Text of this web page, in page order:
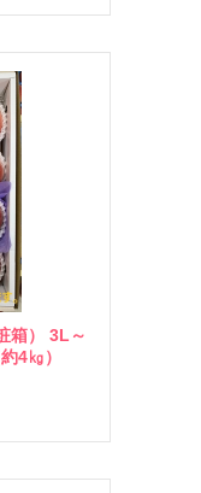
箱） 3L～
4㎏）